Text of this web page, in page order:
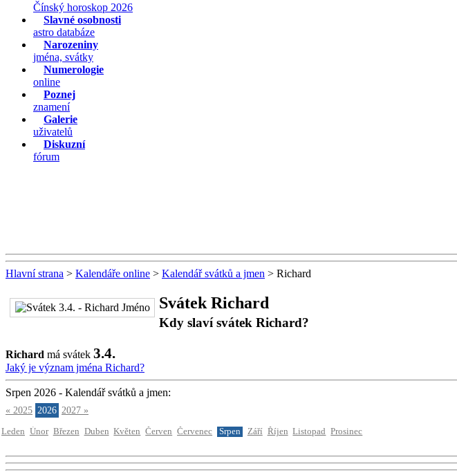
Čínský horoskop 2026
Slavné osobnosti
astro databáze
Narozeniny
jména, svátky
Numerologie
online
Poznej
znamení
Galerie
uživatelů
Diskuzní
fórum
Hlavní strana > Kalendáře online > Kalendář svátků a jmen > Richard
Svátek Richard
Kdy slaví svátek Richard?
Richard má svátek 3.4.
Jaký je význam jména Richard?
Srpen 2026 - Kalendář svátků a jmen:
« 2025 2026 2027 »
Leden Únor Březen Duben Květen Červen Červenec Srpen Září Říjen Listopad Prosinec